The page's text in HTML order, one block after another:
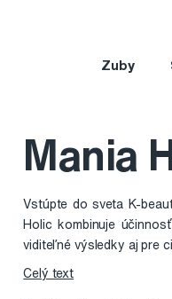
Zuby
Mania
Vstúpte do sveta K-
Holic kombinuje
viditeľné výsledky aj pre
navrhnutý tak, aby
Celý text